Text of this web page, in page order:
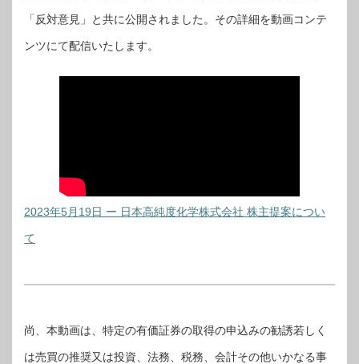
「反対意見」と共に公開されました。その詳細を動画コンテ
ンツにて配信いたします。
2023年5月19日 ー 日本高純度化学株式会社 株主提案につい
て
尚、本動画は、特定の有価証券の取得の申込みの勧誘若しく
は売買の推奨又は投資、法務、税務、会計その他いかなる事